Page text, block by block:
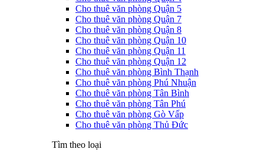
Cho thuê văn phòng Quận 5
Cho thuê văn phòng Quận 7
Cho thuê văn phòng Quận 8
Cho thuê văn phòng Quận 10
Cho thuê văn phòng Quận 11
Cho thuê văn phòng Quận 12
Cho thuê văn phòng Bình Thạnh
Cho thuê văn phòng Phú Nhuận
Cho thuê văn phòng Tân Bình
Cho thuê văn phòng Tân Phú
Cho thuê văn phòng Gò Vấp
Cho thuê văn phòng Thủ Đức
Tìm theo loại